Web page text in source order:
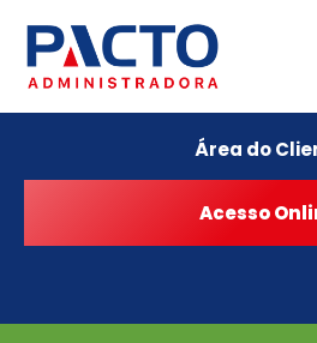
Área do